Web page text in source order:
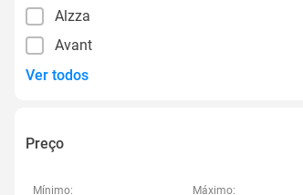
Alzza
Avant
Ver todos
Preço
Mínimo:
Máximo: